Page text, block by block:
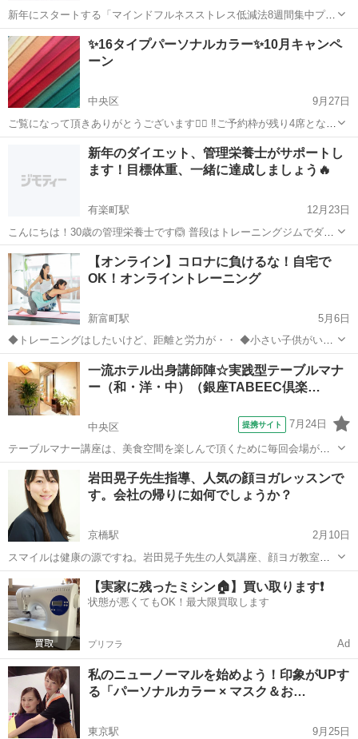
新年にスタートする「マインドフルネスストレス低減法8週間集中プロ
グラム」で、新しい一年を気持ちよくスタートしませんか？ 【オンラ
イン講座】 マインドフルネス集中講座/ストレスケア/快眠/コミュニケ
ーション/人間関係/...
東京 中央区 その他 マインドフルネス
✨16タイプパーソナルカラー✨10月キャンペ
ーン
中央区
9月27日
ご覧になって頂きありがとうございます🙇‍♀️ ‼️ご予約枠が残り4席となり
ました‼️ ので、更新させて頂きます 10月21日、24日、30日、31日空い
ております✨ お気軽にお問い合わせ下さい😉 こんにちわ😊 so...
中央区 その他 パーソナルカラー
新年のダイエット、管理栄養士がサポートし
ます！目標体重、一緒に達成しましょう🔥
有楽町駅
12月23日
こんにちは！30歳の管理栄養士です🙆 普段はトレーニングジムでダイ
エットの食事指導を行っています。 完全オンラインで痩せたい方を 1
ヶ月間サポートします✨ 3食食べて、きつい糖質制限や脂質制限ではな
く 緩やかに痩せて維持...
東京 中央区 有楽町駅 その他 オンライン
【オンライン】コロナに負けるな！自宅で
OK！オンライントレーニング
新富町駅
5月6日
◆トレーニングはしたいけど、距離と労力が・・ ◆小さい子供がい
て・・・ ◆サロンに通うとお金が… ◆トレーニング未経験だからサロ
ンに通うのに勇気がいる ◆忙しくて予約の時間に間に合わない など
な...
東京 中央区 新富町駅 その他 オンライン
一流ホテル出身講師陣☆実践型テーブルマナ
ー（和・洋・中）（銀座TABEEC倶楽…
中央区 提携サイト 7月24日
テーブルマナー講座は、美食空間を楽しんで頂くために毎回会場が異
なります。主にミシュラン名店や一流ホテルのプライベートルームで
開催。 月に１度は、極上の料理を堪能しながら、知識や教養を深める
上質な時を過ごしましょう。 一流...
東京 中央区 その他
岩田晃子先生指導、人気の顔ヨガレッスンで
す。会社の帰りに如何でしょうか？
京橋駅
2月10日
スマイルは健康の源ですね。岩田晃子先生の人気講座、顔ヨガ教室で
顔も心もリフレッシュは如何でしょうか？銀座からも有楽町からも東
京駅からも徒歩圏内。特に銀座からは歩いて四、五分の距離です。会
社の帰りにちょっと寄ってリフレッシュな...
中央区 京橋駅 その他 晃子
【実家に残ったミシン🏠】買い取ります❗️
状態が悪くてもOK！最大限買取します
プリフラ Ad
私のニューノーマルを始めよう！印象がUPす
る「パーソナルカラー × マスク＆お…
東京駅
9月25日